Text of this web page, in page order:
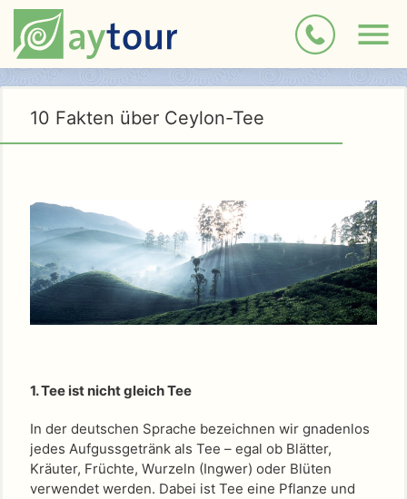
10 Fakten über Ceylon-Tee
1. Tee ist nicht gleich Tee
In der deutschen Sprache bezeichnen wir gnadenlos
jedes Aufgussgetränk als Tee – egal ob Blätter,
Kräuter, Früchte, Wurzeln (Ingwer) oder Blüten
verwendet werden. Dabei ist Tee eine Pflanze und